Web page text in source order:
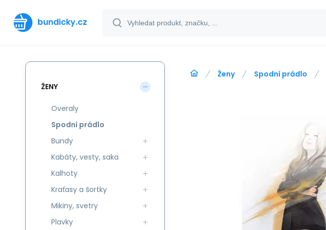
bundicky.cz
Ženy Spodní prádlo
ŽENY
Overaly
Spodní prádlo
Bundy
Kabáty, vesty, saka
Kalhoty
Kraťasy a šortky
Mikiny, svetry
Plavky